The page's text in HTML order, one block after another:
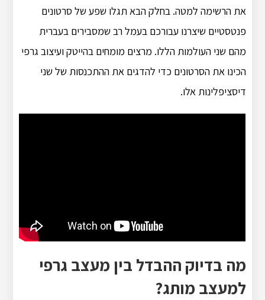
את הרשימה למטה. בחלק הבא תגלו שפע של סרטונים
פנטסטיים שיצרנו עבורכם בעמל רב שמסבירים בעברית
מהם שני העולמות הללו. מרצים מומחים בהייטק ועיצוב גרפי
הכינו את הסרטונים כדי להדגים את ההתכנסות של שני
דיסציפלינות אלו.
מה בדיוק ההבדל בין מעצב גרפי
למעצב מותג?